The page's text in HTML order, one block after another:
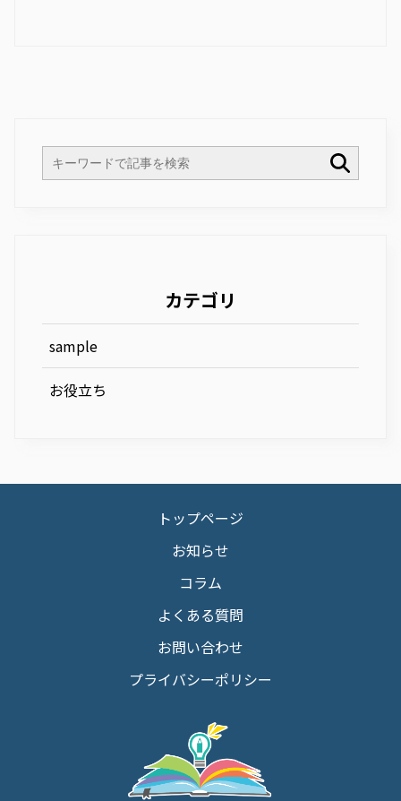
カテゴリ
sample
お役立ち
トップページ
お知らせ
コラム
よくある質問
お問い合わせ
プライバシーポリシー